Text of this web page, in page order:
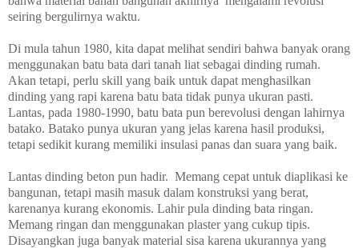
seiring bergulirnya waktu.
Di mula tahun 1980, kita dapat melihat sendiri bahwa banyak orang
menggunakan batu bata dari tanah liat sebagai dinding rumah.
Akan tetapi, perlu skill yang baik untuk dapat menghasilkan
dinding yang rapi karena batu bata tidak punya ukuran pasti.
Lantas, pada 1980-1990, batu bata pun berevolusi dengan lahirnya
batako. Batako punya ukuran yang jelas karena hasil produksi,
tetapi sedikit kurang memiliki insulasi panas dan suara yang baik.
Lantas dinding beton pun hadir. Memang cepat untuk diaplikasi ke
bangunan, tetapi masih masuk dalam konstruksi yang berat,
karenanya kurang ekonomis. Lahir pula dinding bata ringan.
Memang ringan dan menggunakan plaster yang cukup tipis.
Disayangkan juga banyak material sisa karena ukurannya yang